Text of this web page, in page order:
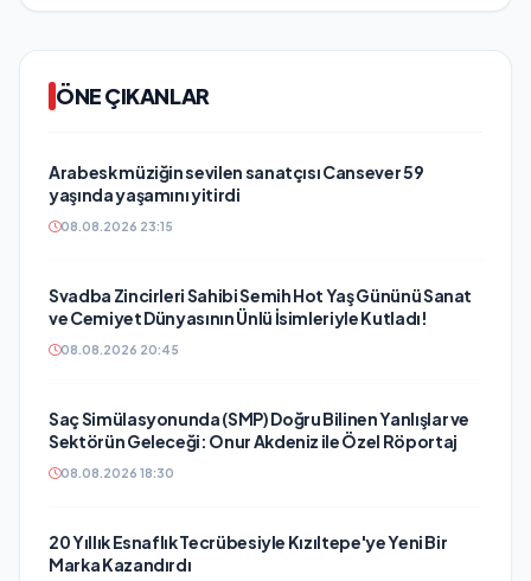
ÖNE ÇIKANLAR
Arabesk müziğin sevilen sanatçısı Cansever 59
yaşında yaşamını yitirdi
08.08.2026 23:15
Svadba Zincirleri Sahibi Semih Hot Yaş Gününü Sanat
ve Cemiyet Dünyasının Ünlü İsimleriyle Kutladı!
08.08.2026 20:45
Saç Simülasyonunda (SMP) Doğru Bilinen Yanlışlar ve
Sektörün Geleceği: Onur Akdeniz ile Özel Röportaj
08.08.2026 18:30
20 Yıllık Esnaflık Tecrübesiyle Kızıltepe'ye Yeni Bir
Marka Kazandırdı